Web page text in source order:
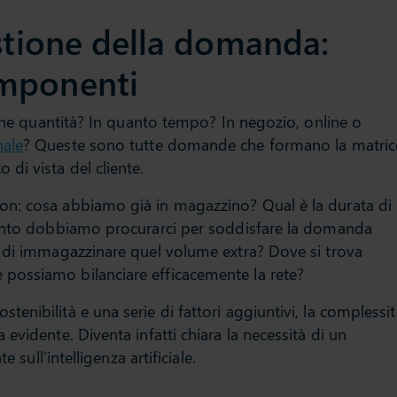
della domanda:
quantità? In quanto tempo? In negozio, online o
? Queste sono tutte domande che formano la
di vista del cliente.
cosa abbiamo già in magazzino? Qual è la durata di
dobbiamo procurarci per soddisfare la domanda
immagazzinare quel volume extra? Dove si trova
bilanciare efficacemente la rete?
e una serie di fattori aggiuntivi, la
Diventa infatti chiara la necessità di un
sull’intelligenza artificiale.